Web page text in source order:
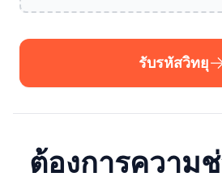
รับรหัสวิทยุ
ต้องการความ